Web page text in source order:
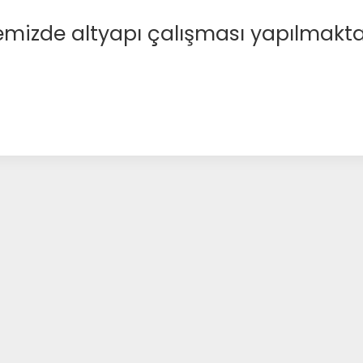
altyapı çalışması